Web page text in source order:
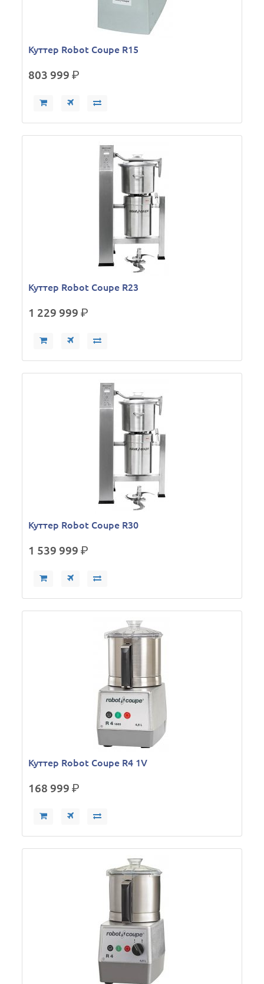
Куттер Robot Coupe R15
803 999р.
Куттер Robot Coupe R23
1 229 999р.
Куттер Robot Coupe R30
1 539 999р.
Куттер Robot Coupe R4 1V
168 999р.